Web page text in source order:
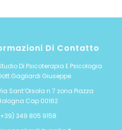
Di Contatto
Di Psicoterapia E Psicologia
Giuseppe
Sant’Orsola n 7 zona Piazza
Cap 00162
349 805 9158